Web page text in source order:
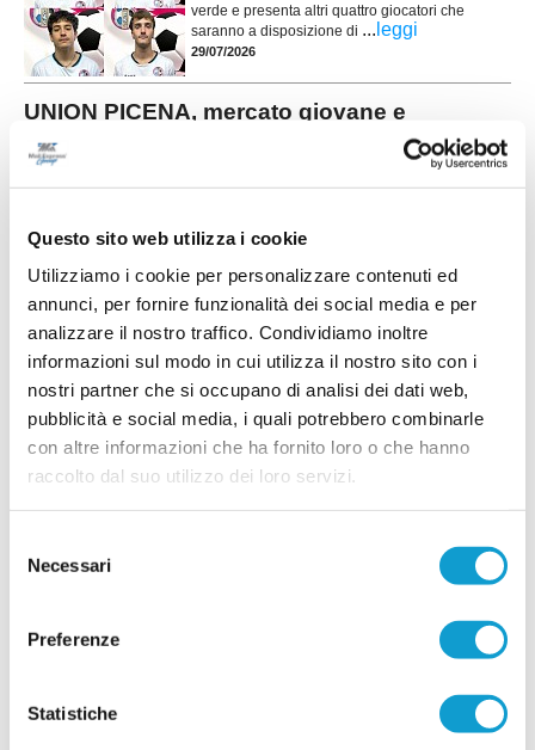
Questo sito web utilizza i cookie
Utilizziamo i cookie per personalizzare contenuti ed
annunci, per fornire funzionalità dei social media e per
analizzare il nostro traffico. Condividiamo inoltre
informazioni sul modo in cui utilizza il nostro sito con i
nostri partner che si occupano di analisi dei dati web,
pubblicità e social media, i quali potrebbero combinarle
con altre informazioni che ha fornito loro o che hanno
raccolto dal suo utilizzo dei loro servizi.
delNecessari
Preferenze
Statistiche
verde e presenta altri quattro giocatori che
saranno a disposizione di ... leggi
29/07/2026
UNION PICENA, mercato giovane e
POTENZA PICENA. La Union Picena continua a
costruire con decisione la rosa che affronterà la
giovani talenti, giocatori già pronti per la categoria
e figure di esperienza nell'area tecnica. Il club di
Potenza Picena ha ufficializzato una serie di
contin...leggi
29/07/2026
LORESE. Prende forma la nuova squadra di
mister Malatesta
...leggi